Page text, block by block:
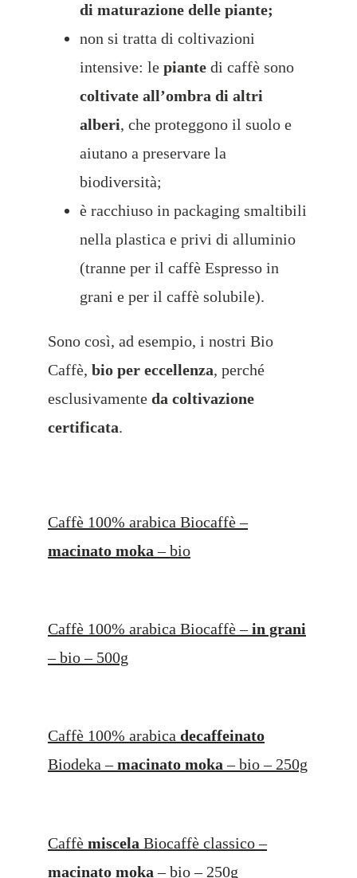
di maturazione delle piante;
non si tratta di coltivazioni
intensive: le piante di caffè sono
coltivate all’ombra di altri
alberi, che proteggono il suolo e
aiutano a preservare la
biodiversità;
è racchiuso in packaging smaltibili
nella plastica e privi di alluminio
(tranne per il caffè Espresso in
grani e per il caffè solubile).
Sono così, ad esempio, i nostri Bio
Caffè, bio per eccellenza, perché
esclusivamente da coltivazione
certificata.
Caffè 100% arabica Biocaffè –
macinato moka – bio
Caffè 100% arabica Biocaffè –in grani
– bio – 500g
Caffè 100% arabica decaffeinato
Biodeka –macinato moka – bio – 250g
Caffè miscela Biocaffè classico –
macinato moka – bio – 250g